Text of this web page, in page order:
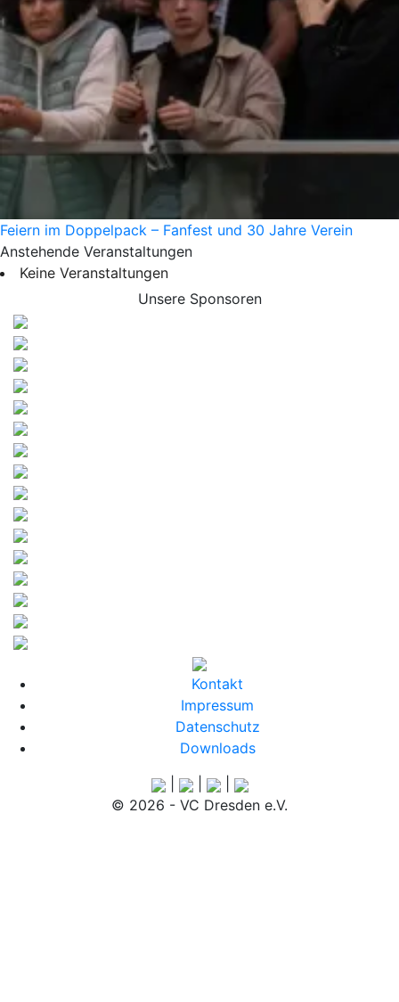
Feiern im Doppelpack – Fanfest und 30 Jahre Verein
Anstehende Veranstaltungen
Keine Veranstaltungen
Unsere Sponsoren
Kontakt
Impressum
Datenschutz
Downloads
|
|
|
© 2026 - VC Dresden e.V.